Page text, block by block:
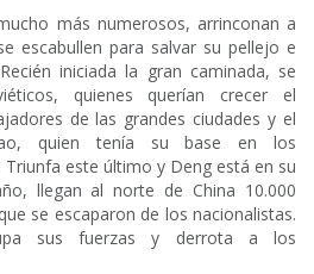
más numerosos, arrinconan a
escabullen para salvar su pellejo e
iniciada la gran caminada, se
quienes querían crecer el
de las grandes ciudades y el
quien tenía su base en los
este último y Deng está en su
llegan al norte de China 10.000
se escaparon de los nacionalistas.
sus fuerzas y derrota a los